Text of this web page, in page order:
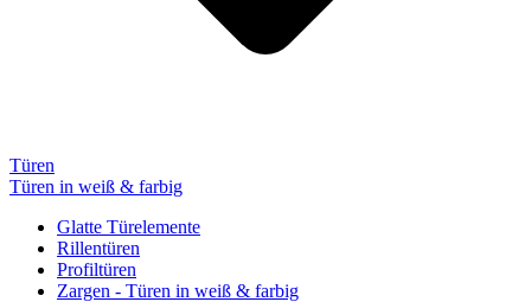
Türen
Türen in weiß & farbig
Glatte Türelemente
Rillentüren
Profiltüren
Zargen - Türen in weiß & farbig